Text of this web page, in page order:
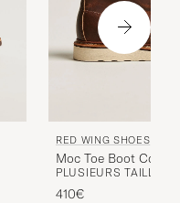
RED WING SHOES
Moc Toe Boot Copper
Rough/Though
PLUSIEURS TAILLES
410€